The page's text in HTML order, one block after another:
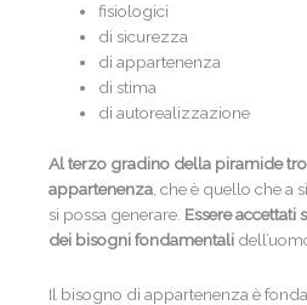
fisiologici
di sicurezza
di appartenenza
di stima
di autorealizzazione
Al terzo gradino della piramide
appartenenza , che è quello che a
si possa generare. Essere accettati
dei bisogni fondamentali
Il bisogno di appartenenza è